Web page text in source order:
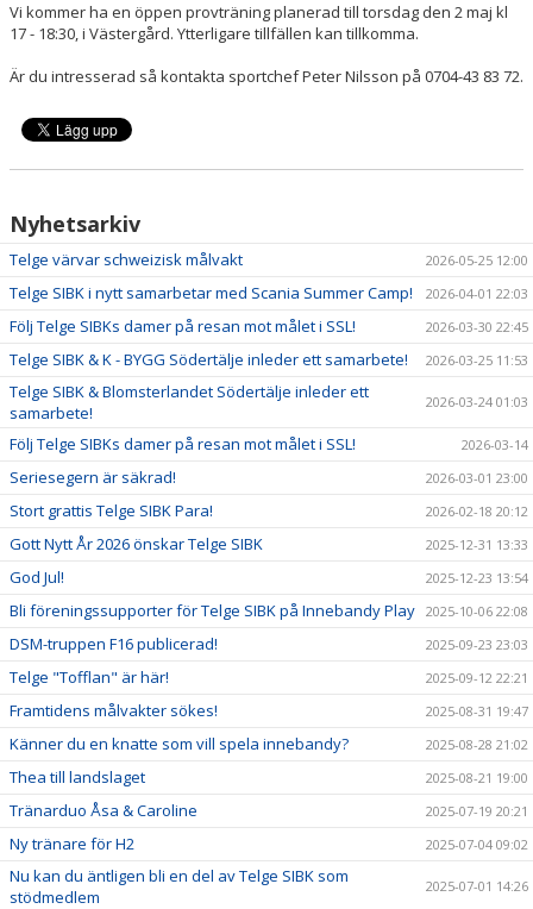
LEDIGA JOBB!
BILDGALLERI
EXTERNA LÄNKAR
Vi kommer ha en öppen provträning planerad till torsdag den 2 maj kl
17 - 18:30, i Västergård. Ytterligare tillfällen kan tillkomma.
Är du intresserad så kontakta sportchef Peter Nilsson på 0704-43 83 72.
Nyhetsarkiv
Telge värvar schweizisk målvakt 2026-05-25 12:00
Telge SIBK i nytt samarbetar med Scania Summer Camp! 2026-04-01 22:03
Följ Telge SIBKs damer på resan mot målet i SSL! 2026-03-30 22:45
Telge SIBK & K - BYGG Södertälje inleder ett samarbete! 2026-03-25 11:53
Telge SIBK & Blomsterlandet Södertälje inleder ett
samarbete!
2026-03-24 01:03
Följ Telge SIBKs damer på resan mot målet i SSL! 2026-03-14
Seriesegern är säkrad! 2026-03-01 23:00
Stort grattis Telge SIBK Para! 2026-02-18 20:12
Gott Nytt År 2026 önskar Telge SIBK 2025-12-31 13:33
God Jul! 2025-12-23 13:54
Bli föreningssupporter för Telge SIBK på Innebandy Play 2025-10-06 22:08
DSM-truppen F16 publicerad! 2025-09-23 23:03
Telge "Tofflan" är här! 2025-09-12 22:21
Framtidens målvakter sökes! 2025-08-31 19:47
Känner du en knatte som vill spela innebandy? 2025-08-28 21:02
Thea till landslaget 2025-08-21 19:00
Tränarduo Åsa & Caroline 2025-07-19 20:21
Ny tränare för H2 2025-07-04 09:02
Nu kan du äntligen bli en del av Telge SIBK som
stödmedlem
2025-07-01 14:26